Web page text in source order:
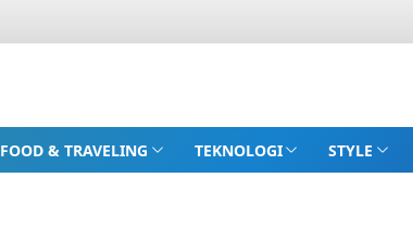
FOOD & TRAVELING TEKNOLOGI STYLE